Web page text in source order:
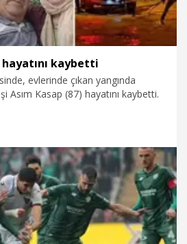
kaybetti
evlerinde çıkan yangında
Asım Kasap (87) hayatını kaybetti.